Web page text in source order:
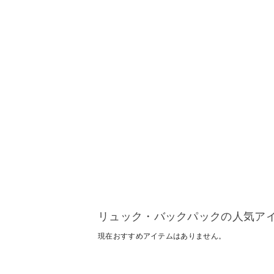
リュック・バックパックの人気ア
現在おすすめアイテムはありません。